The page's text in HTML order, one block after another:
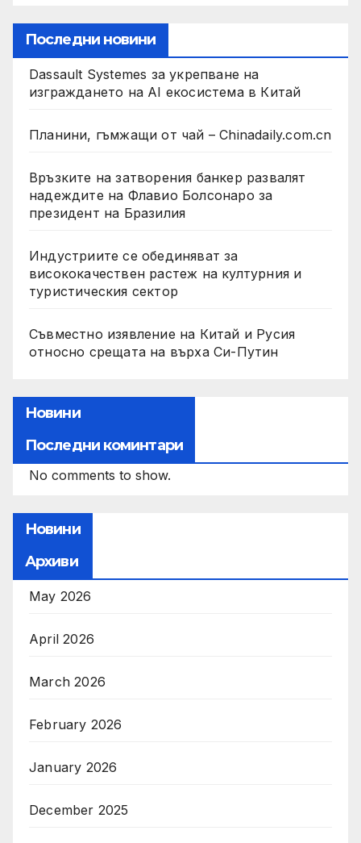
Последни новини
Dassault Systemes за укрепване на
изграждането на AI екосистема в Китай
Планини, гъмжащи от чай – Chinadaily.com.cn
Връзките на затворения банкер развалят
надеждите на Флавио Болсонаро за
президент на Бразилия
Индустриите се обединяват за
висококачествен растеж на културния и
туристическия сектор
Съвместно изявление на Китай и Русия
относно срещата на върха Си-Путин
Новини
Последни коминтари
No comments to show.
Новини
Архиви
May 2026
April 2026
March 2026
February 2026
January 2026
December 2025